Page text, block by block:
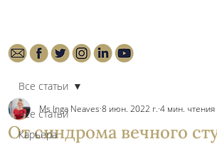
Все статьи
Карьера
Все статьи
От синдрома вечного
Ms Inga Neaves 8 июн. 2022 г. 4 мин. чтения